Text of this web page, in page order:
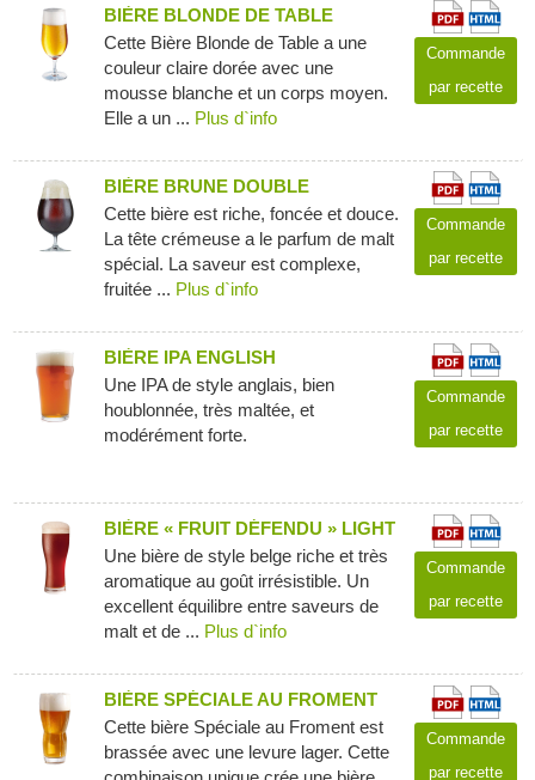
BIÈRE BLONDE DE TABLE
Cette Bière Blonde de Table a une
couleur claire dorée avec une
mousse blanche et un corps moyen.
Elle a un ... Plus d`info
Commande
par recette
BIÈRE BRUNE DOUBLE
Cette bière est riche, foncée et douce.
La tête crémeuse a le parfum de malt
spécial. La saveur est complexe,
fruitée ... Plus d`info
Commande
par recette
BIÈRE IPA ENGLISH
Une IPA de style anglais, bien
houblonnée, très maltée, et
modérément forte.
Commande
par recette
BIÈRE « FRUIT DÉFENDU » LIGHT
Une bière de style belge riche et très
aromatique au goût irrésistible. Un
excellent équilibre entre saveurs de
malt et de ... Plus d`info
Commande
par recette
BIÈRE SPÉCIALE AU FROMENT
Cette bière Spéciale au Froment est
brassée avec une levure lager. Cette
Commande
par recette